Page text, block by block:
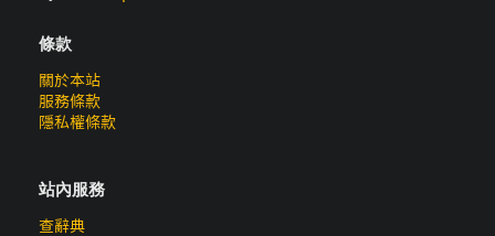
條款
關於本站
服務條款
隱私權條款
站內服務
查辭典